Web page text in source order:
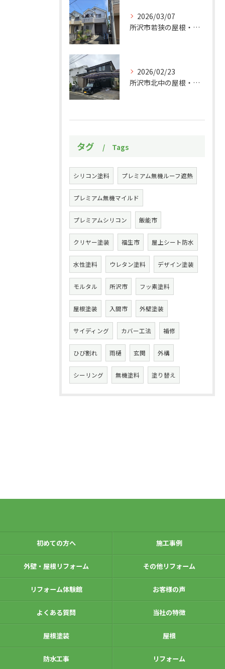
2026/03/07
所沢市若狭の屋根・外壁塗装工事施工事例
2026/02/23
所沢市北中の屋根・外壁塗装工事施工事例
タグ Tags
シリコン塗料 プレミアム無機ルーフ遮熱
プレミアム無機マイルド
プレミアムシリコン 飯能市
クリヤー塗装 福生市 屋上シート防水
水性塗料 ウレタン塗料 デザイン塗装
モルタル 所沢市 フッ素塗料
屋根塗装 入間市 外壁塗装
サイディング カバー工法 補修
ひび割れ 雨樋 玄関 外構
シーリング 無機塗料 塗り替え
初めての方へ 施工事例
外壁・屋根リフォーム その他リフォーム
リフォーム体験館 お客様の声
よくある質問 当社の特徴
屋根塗装 屋根
防水工事 リフォーム